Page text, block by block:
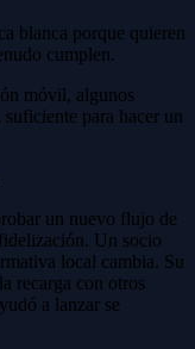
blanca porque quieren
cumplen.
móvil, algunos
para hacer un
un nuevo flujo de
Un socio
local cambia. Su
recarga con otros
a lanzar se